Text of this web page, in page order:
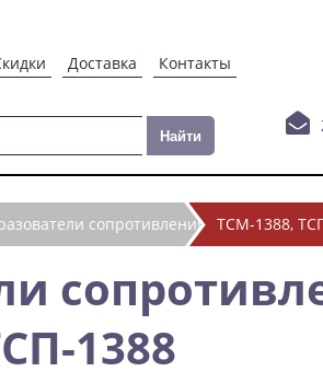
Доставка Контакты

сопротивления ТСМ-1388,
1388